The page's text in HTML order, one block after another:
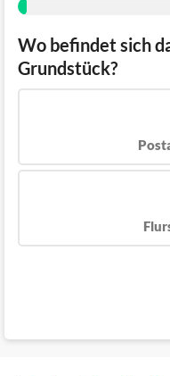
Wo befindet sich
Grundstück?